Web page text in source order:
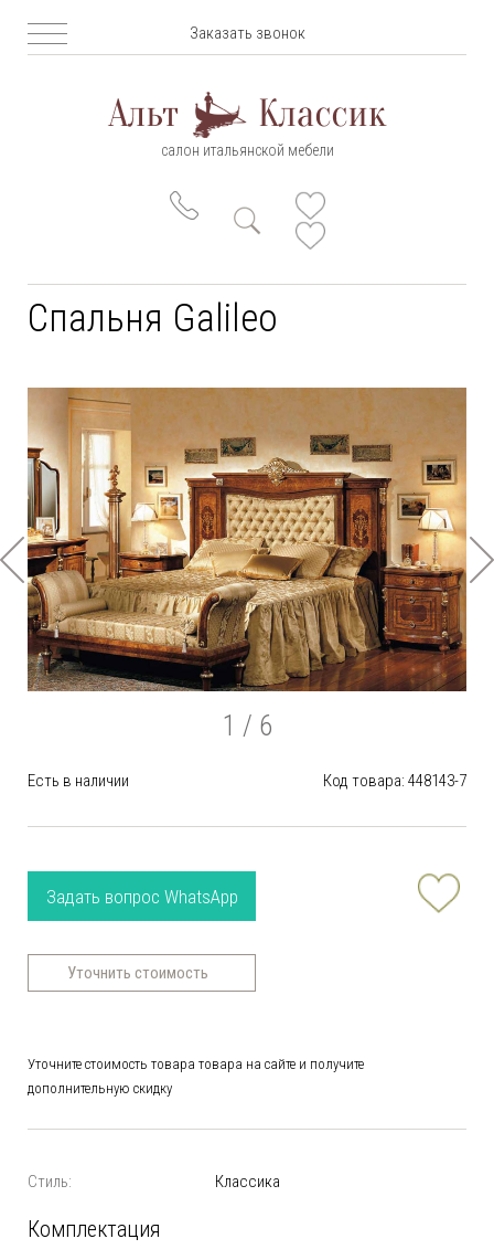
Заказать звонок
салон итальянской мебели
1 / 6
Спальня Galileo
Есть в наличии Код товара: 448143-7
Задать вопрос WhatsApp
Уточнить стоимость
Уточните стоимость товара товара на сайте и получите
дополнительную скидку
Стиль: Классика
Комплектация